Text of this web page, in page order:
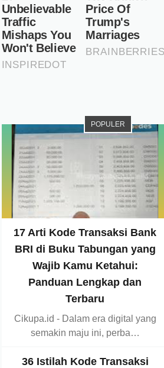
POPULER
17 Arti Kode Transaksi Bank
BRI di Buku Tabungan yang
Wajib Kamu Ketahui:
Panduan Lengkap dan
Terbaru
Cikupa.id - Dalam era digital yang
semakin maju ini, perba…
36 Istilah Kode Transaksi